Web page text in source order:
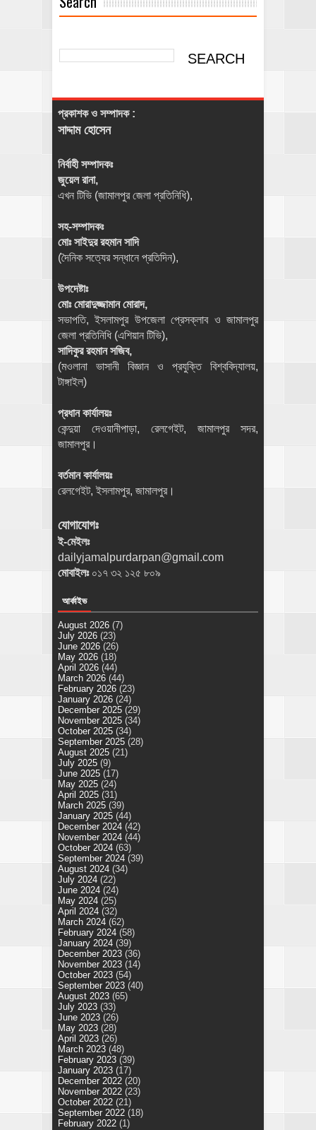
প্রকাশক ও সম্পাদক :
সাদ্দাম হোসেন
নির্বাহী সম্পাদকঃ
জুয়েল রানা,
এখন টিভি (জামালপুর জেলা প্রতিনিধি),
সহ-সম্পাদকঃ
মোঃ সাইদুর রহমান সাদি
(দৈনিক সত্যের সন্ধানে প্রতিদিন),
উপদেষ্টাঃ
মোঃ মোরাদুজ্জামান মোরাদ,
সভাপতি, ইসলামপুর উপজেলা প্রেসক্লাব ও জামালপুর
জেলা প্রতিনিধি (এশিয়ান টিভি),
সাদিকুর রহমান সজিব,
(মওলানা ভাসানী বিজ্ঞান ও প্রযুক্তি বিশ্ববিদ্যালয়,
টাঙ্গাইল)
প্রধান কার্যালয়ঃ
কেন্দুয়া দেওয়ানীপাড়া, রেলগেইট, জামালপুর সদর,
জামালপুর।
বর্তমান কার্যালয়ঃ
রেলগেইট, ইসলামপুর, জামালপুর।
যোগাযোগঃ
ই-মেইলঃ
dailyjamalpurdarpan@gmail.com
মোবাইলঃ ০১৭ ৩২ ১২৫ ৮০৯
আর্কাইভ
August 2026 (7)
July 2026 (23)
June 2026 (26)
May 2026 (18)
April 2026 (44)
March 2026 (44)
February 2026 (23)
January 2026 (24)
December 2025 (29)
November 2025 (34)
October 2025 (34)
September 2025 (28)
August 2025 (21)
July 2025 (9)
June 2025 (17)
May 2025 (24)
April 2025 (31)
March 2025 (39)
January 2025 (44)
December 2024 (42)
November 2024 (44)
October 2024 (63)
September 2024 (39)
August 2024 (34)
July 2024 (22)
June 2024 (24)
May 2024 (25)
April 2024 (32)
March 2024 (62)
February 2024 (58)
January 2024 (39)
December 2023 (36)
November 2023 (14)
October 2023 (54)
September 2023 (40)
August 2023 (65)
July 2023 (33)
June 2023 (26)
May 2023 (28)
April 2023 (26)
March 2023 (48)
February 2023 (39)
January 2023 (17)
December 2022 (20)
November 2022 (23)
October 2022 (21)
September 2022 (18)
February 2022 (1)